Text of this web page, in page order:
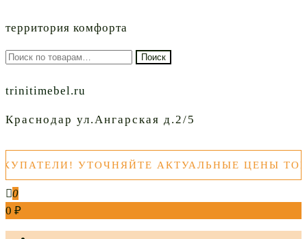
территория комфорта
Искать: Поиск
trinitimebel.ru
Краснодар ул.Ангарская д.2/5
УТОЧНЯЙТЕ АКТУАЛЬНЫЕ ЦЕНЫ
0
0 ₽